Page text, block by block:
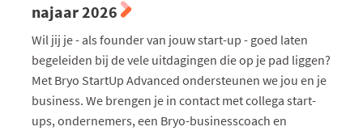
najaar 2026
Wil jij je - als founder van jouw start-up - goed laten
begeleiden bij de vele uitdagingen die op je pad liggen?
Met Bryo StartUp Advanced ondersteunen we jou en je
business. We brengen je in contact met collega start-
ups, ondernemers, een Bryo-businesscoach en